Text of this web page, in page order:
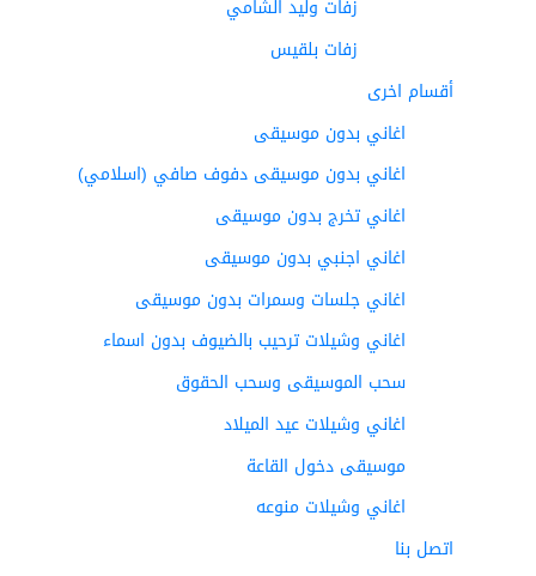
زفات وليد الشامي
زفات بلقيس
أقسام اخرى
اغاني بدون موسيقى
اغاني بدون موسيقى دفوف صافي (اسلامي)
اغاني تخرج بدون موسيقى
اغاني اجنبي بدون موسيقى
اغاني جلسات وسمرات بدون موسيقى
اغاني وشيلات ترحيب بالضيوف بدون اسماء
سحب الموسيقى وسحب الحقوق
اغاني وشيلات عيد الميلاد
موسيقى دخول القاعة
اغاني وشيلات منوعه
اتصل بنا